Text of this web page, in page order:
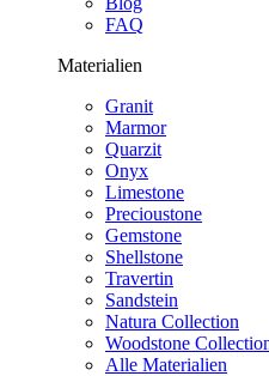
FAQ
Materialien
Granit
Marmor
Quarzit
Onyx
Limestone
Precioustone
Gemstone
Shellstone
Travertin
Sandstein
Natura Collection
Woodstone
Alle Materialien